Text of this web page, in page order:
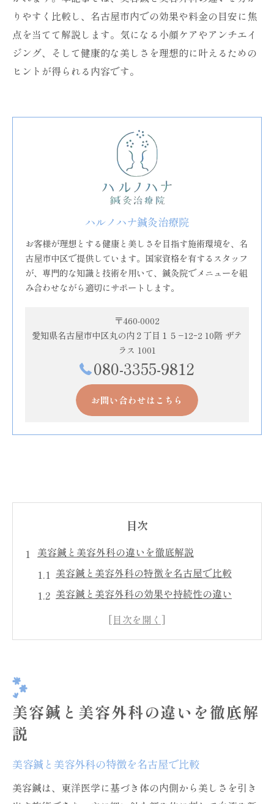
りやすく比較し、名古屋市内での効果や料金の目安に焦
点を当てて解説します。気になる小顔ケアやアンチエイ
ジング、そして健康的な美しさを理想的に叶えるための
ヒントが得られる内容です。
ハルノハナ鍼灸治療院
お客様が理想とする健康と美しさを目指す施術環境を、名
古屋市中区で提供しています。国家資格を有するスタッフ
が、専門的な知識と技術を用いて、鍼灸院でメニューを組
み合わせながら適切にサポートします。
〒460-0002
愛知県名古屋市中区丸の内２丁目１５−12ｰ2 10階 ザテ
ラス 1001
080-3355-9812
お問い合わせはこちら
目次
美容鍼と美容外科の違いを徹底解説
美容鍼と美容外科の特徴を名古屋で比較
美容鍼と美容外科の効果や持続性の違い
美容鍼はどんな人におすすめなのか解説
美容鍼が名古屋で人気の理由と効果実感
れる訳
美容鍼の効果を高める通い方や頻度
美容鍼と美容外科の違いを徹底解
説
美容鍼と美容外科の特徴を名古屋で比較
美容鍼は、東洋医学に基づき体の内側から美しさを引き